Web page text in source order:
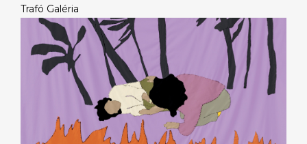
Trafó Galéria